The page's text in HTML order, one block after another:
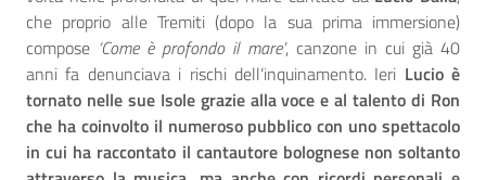
che proprio alle Tremiti (dopo la sua prima immersione)
compose ‘Come è profondo il mare’, canzone in cui già 40
anni fa denunciava i rischi dell’inquinamento. Ieri Lucio è
tornato nelle sue Isole grazie alla voce e al talento di Ron
che ha coinvolto il numeroso pubblico con uno spettacolo
in cui ha raccontato il cantautore bolognese non soltanto